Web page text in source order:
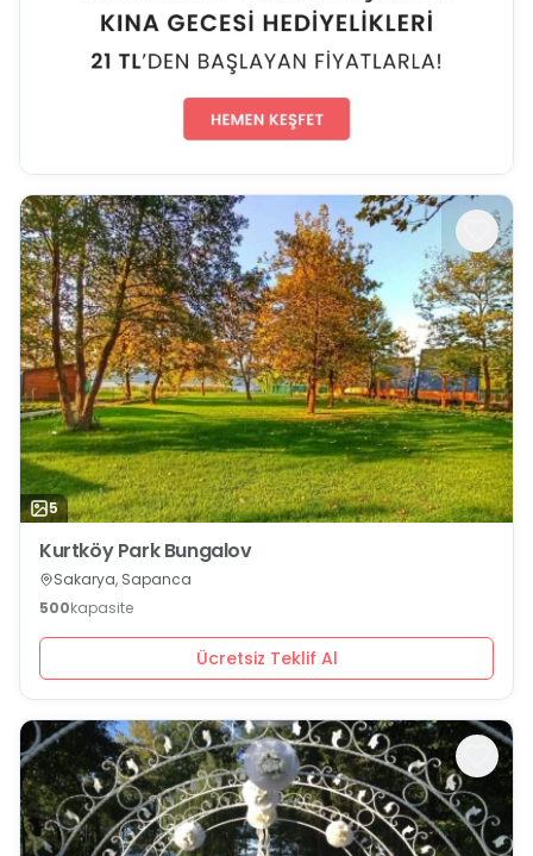
5
Kurtköy Park Bungalov
Sakarya, Sapanca
500kapasite
Ücretsiz Teklif Al